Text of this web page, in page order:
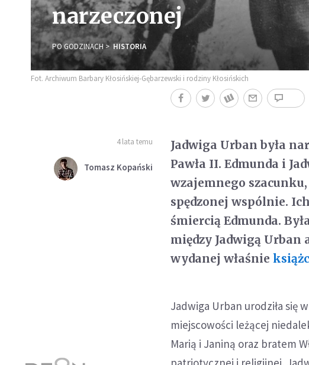
narzeczonej
PO GODZINACH HISTORIA
Fot. Archiwum Barbary Kłosińskiej-Gębarzewski i rodziny Kłosińskich
4 lata temu
Tomasz Kopański
Jadwiga Urban była
Pawła II. Edmunda i
wzajemnego
spędzonej wspólnie.
śmiercią Edmunda.
między Jadwigą Urban
wydanej właśnie
Jadwiga Urban urodziła się
miejscowości leżącej
Marią i Janiną oraz bratem